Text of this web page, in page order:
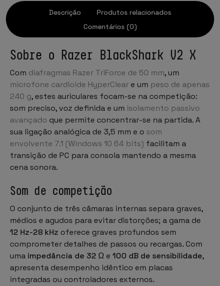
Descrição
Produtos relacionados
Comentários (0)
Sobre o Razer BlackShark V2 X
Com diafragmas Razer TriForce de 50 mm, um
microfone cardioide HyperClear e um peso de apenas
240 g, estes auriculares focam-se na competição:
som preciso, voz definida e um isolamento passivo
avançado que permite concentrar-se na partida. A
sua ligação analógica de 3,5 mm e o som
envolvente 7.1 (Windows 10 64 bits) facilitam a
transição de PC para consola mantendo a mesma
cena sonora.
Som de competição
O conjunto de três câmaras internas separa graves,
médios e agudos para evitar distorções; a gama de
12 Hz-28 kHz oferece graves profundos sem
comprometer detalhes de passos ou recargas. Com
uma impedância de 32 Ω e 100 dB de sensibilidade,
apresenta desempenho idêntico em placas
integradas ou controladores externos.